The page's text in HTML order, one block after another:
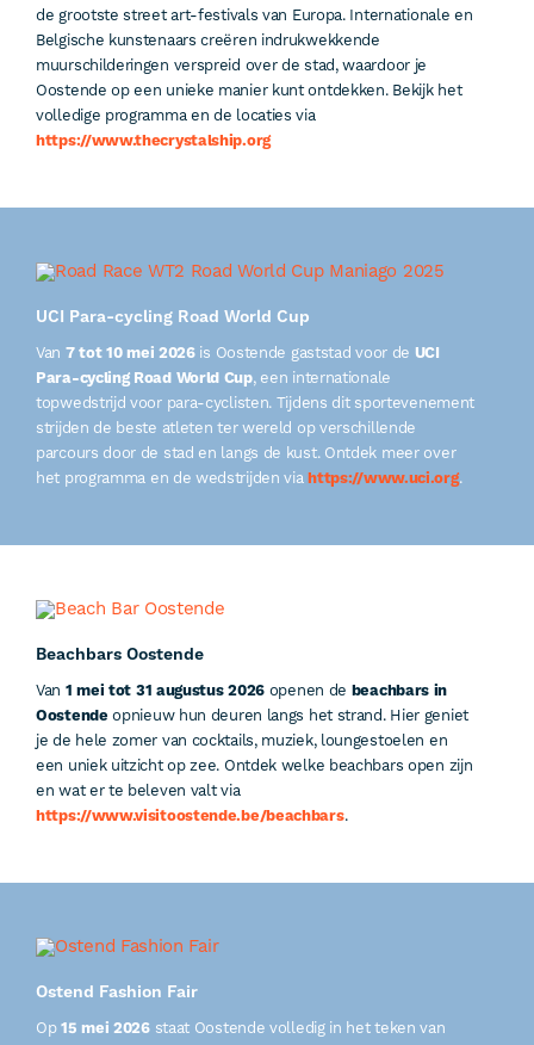
de grootste street art-festivals van Europa. Internationale en
Belgische kunstenaars creëren indrukwekkende
muurschilderingen verspreid over de stad, waardoor je
Oostende op een unieke manier kunt ontdekken. Bekijk het
volledige programma en de locaties via
https://www.thecrystalship.org
UCI Para-cycling Road World Cup
Van 7 tot 10 mei 2026is Oostende gaststad voor de UCI
Para-cycling Road World Cup, een internationale
topwedstrijd voor para-cyclisten. Tijdens dit sportevenement
strijden de beste atleten ter wereld op verschillende
parcours door de stad en langs de kust. Ontdek meer over
het programma en de wedstrijden viahttps://www.uci.org.
Beachbars Oostende
Van 1 mei tot 31 augustus 2026 openen de beachbars in
Oostende opnieuw hun deuren langs het strand. Hier geniet
je de hele zomer van cocktails, muziek, loungestoelen en
een uniek uitzicht op zee. Ontdek welke beachbars open zijn
en wat er te beleven valt via
https://www.visitoostende.be/beachbars.
Ostend Fashion Fair
Op15 mei 2026staat Oostende volledig in het teken van